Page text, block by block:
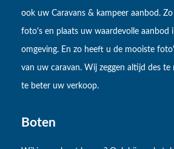
ook uw Caravans & kampeer aanbod.
foto's en plaats uw waardevolle aanbod
omgeving. En zo heeft u de mooiste
van uw caravan. Wij zeggen altijd des
te beter uw verkoop.
Boten